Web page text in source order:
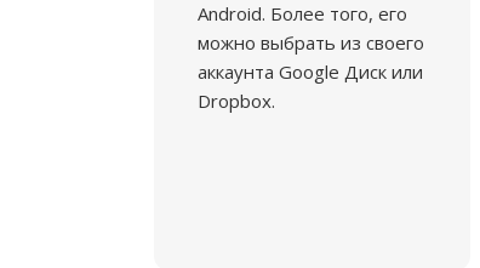
Android. Более того, его
можно выбрать из своего
аккаунта Google Диск или
Dropbox.